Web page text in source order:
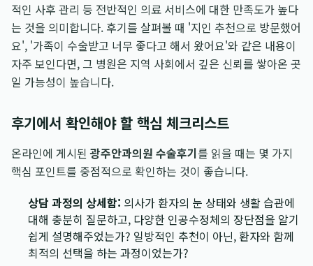
적인 사후 관리 등 전반적인 의료 서비스에 대한 만족도가 높다
는 것을 의미합니다. 후기를 살펴볼 때 '지인 추천으로 방문했어
요', '가족이 수술받고 너무 좋다고 해서 왔어요'와 같은 내용이
자주 보인다면, 그 병원은 지역 사회에서 깊은 신뢰를 쌓아온 곳
일 가능성이 높습니다.
후기에서 확인해야 할 핵심 체크리스트
온라인에 게시된광주안과의원 수술후기를 읽을 때는 몇 가지
핵심 포인트를 중점적으로 확인하는 것이 좋습니다.
상담 과정의 상세함: 의사가 환자의 눈 상태와 생활 습관에
대해 충분히 질문하고, 다양한 인공수정체의 장단점을 알기
쉽게 설명해주었는가? 일방적인 추천이 아닌, 환자와 함께
최적의 선택을 하는 과정이었는가?